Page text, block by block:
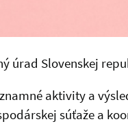
úrad Slovenskej
aktivity a
súťaže a